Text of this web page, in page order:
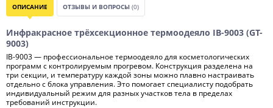
ОПИСАНИЕ ОТЗЫВЫ И ВОПРОСЫ (0)
Инфракрасное трёхсекционное термоодеяло IB-9003 (GT-
9003)
IB-9003 — профессиональное термоодеяло для косметологических
программ с контролируемым прогревом. Конструкция разделена на
три секции, и температуру каждой зоны можно плавно настраивать
отдельно с блока управления. Это помогает специалисту подобрать
индивидуальный режим для разных участков тела в пределах
требований инструкции.